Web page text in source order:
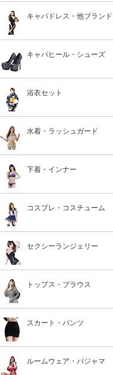
キャバドレス・他ブランド
キャバヒール・シューズ
浴衣セット
水着・ラッシュガード
下着・インナー
コスプレ・コスチューム
セクシーランジェリー
トップス・ブラウス
スカート・パンツ
ルームウェア・パジャマ